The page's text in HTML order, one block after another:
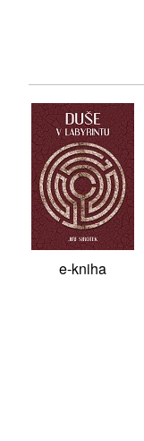
e-kniha